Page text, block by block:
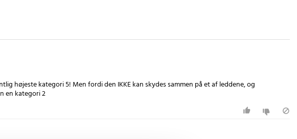
højeste kategori 5! Men fordi den IKKE kan skydes sammen på et af leddene, og
en kategori 2